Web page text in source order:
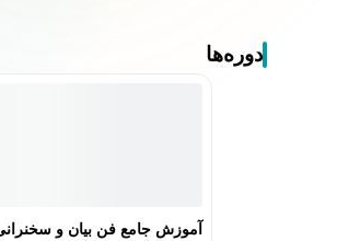
دوره‌ها
آموزش جامع فن بیان و